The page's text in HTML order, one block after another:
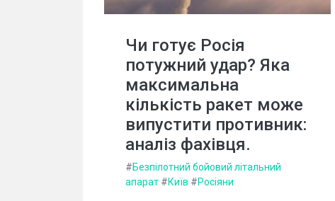
Чи готує Росія
потужний удар? Яка
максимальна
кількість ракет може
випустити противник:
аналіз фахівця.
#Безпілотний бойовий літальний
апарат #Київ #Росіяни